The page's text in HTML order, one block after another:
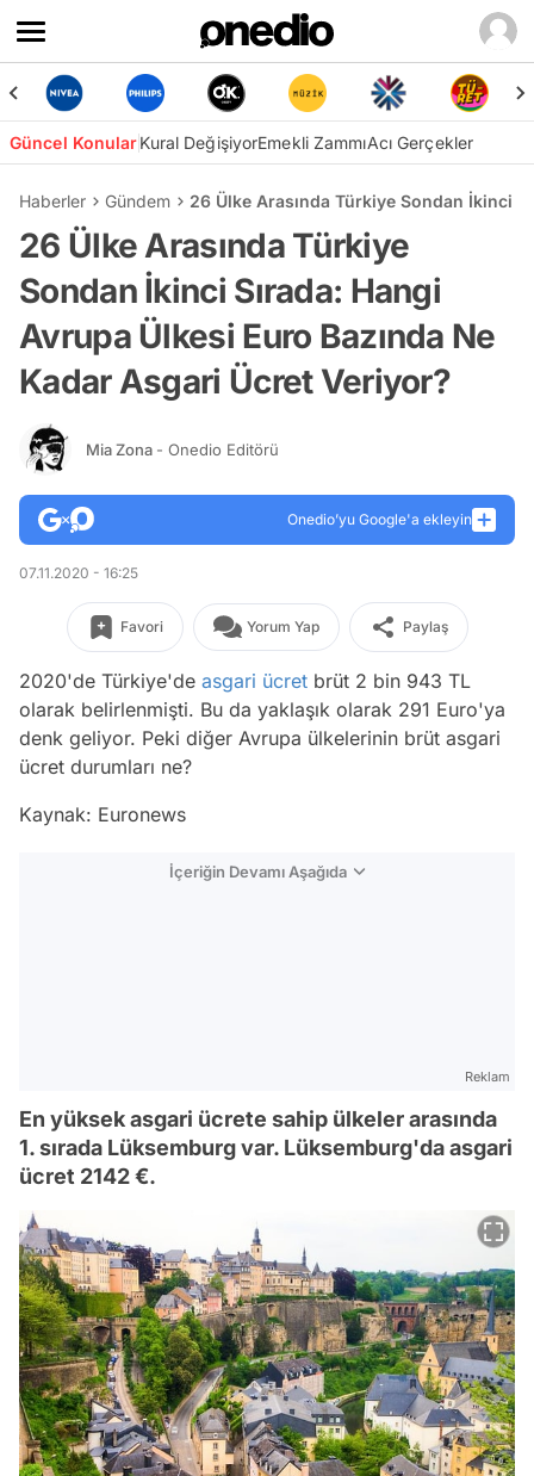
Güncel KonularKural DeğişiyorEmekli ZammıAcı Gerçekler
Haberler Gündem 26 Ülke Arasında Türkiye Sondan İkinci
26 Ülke Arasında Türkiye
Sondan İkinci Sırada: Hangi
Avrupa Ülkesi Euro Bazında Ne
Kadar Asgari Ücret Veriyor?
Mia Zona - Onedio Editörü
Onedio’yu Google'a ekleyin
07.11.2020 - 16:25
Favori Yorum Yap Paylaş
2020'de Türkiye'de asgari ücret brüt 2 bin 943 TL
olarak belirlenmişti. Bu da yaklaşık olarak 291 Euro'ya
denk geliyor. Peki diğer Avrupa ülkelerinin brüt asgari
ücret durumları ne?
Kaynak: Euronews
İçeriğin Devamı Aşağıda
Reklam
En yüksek asgari ücrete sahip ülkeler arasında
1. sırada Lüksemburg var. Lüksemburg'da asgari
ücret 2142 €.